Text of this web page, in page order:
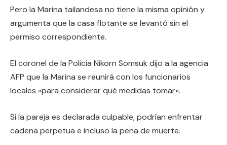
Pero la Marina tailandesa no tiene la misma opinión y
argumenta que la casa flotante se levantó sin el
permiso correspondiente.
El coronel de la Policía Nikorn Somsuk dijo a la agencia
AFP que la Marina se reunirá con los funcionarios
locales «para considerar qué medidas tomar».
Si la pareja es declarada culpable, podrían enfrentar
cadena perpetua e incluso la pena de muerte.